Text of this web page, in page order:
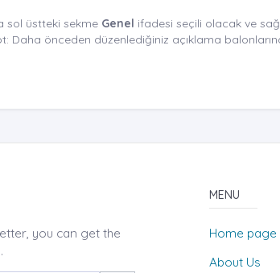
sol üstteki sekme Genel ifadesi seçili olacak ve
Daha önceden düzenlediğiniz açıklama
you can get the
MENU
Home page
About Us